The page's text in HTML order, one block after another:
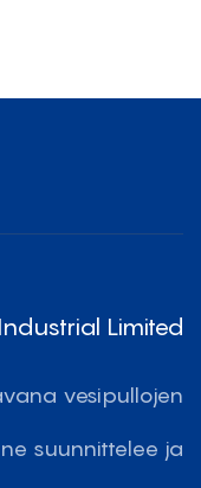
Limited
vesipullojen
suunnittelee ja